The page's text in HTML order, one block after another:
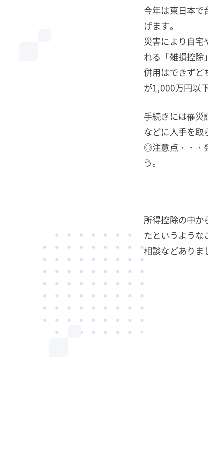
今年は東日本で
げます。
災害により自宅
れる「雑損控除
併用はできずど
が1,000万円以
手続きには罹災
などに人手を取
◎注意点・・・
う。
所得控除の中か
たというような
相談などありま